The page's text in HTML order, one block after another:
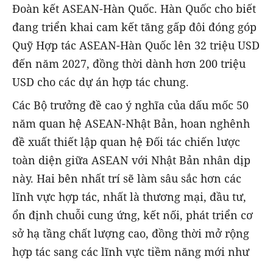
Đoàn kết ASEAN-Hàn Quốc. Hàn Quốc cho biết
đang triển khai cam kết tăng gấp đôi đóng góp
Quỹ Hợp tác ASEAN-Hàn Quốc lên 32 triệu USD
đến năm 2027, đồng thời dành hơn 200 triệu
USD cho các dự án hợp tác chung.
Các Bộ trưởng đề cao ý nghĩa của dấu mốc 50
năm quan hệ ASEAN-Nhật Bản, hoan nghênh
đề xuất thiết lập quan hệ Đối tác chiến lược
toàn diện giữa ASEAN với Nhật Bản nhân dịp
này. Hai bên nhất trí sẽ làm sâu sắc hơn các
lĩnh vực hợp tác, nhất là thương mại, đầu tư,
ổn định chuỗi cung ứng, kết nối, phát triển cơ
sở hạ tầng chất lượng cao, đồng thời mở rộng
hợp tác sang các lĩnh vực tiềm năng mới như